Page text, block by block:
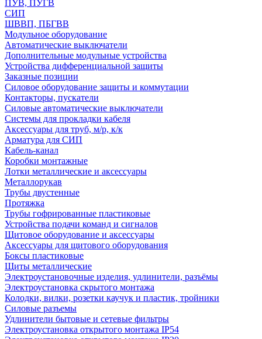
ПУВ, ПУГВ
СИП
ШВВП, ПБГВВ
Модульное оборудование
Автоматические выключатели
Дополнительные модульные устройства
Устройства дифференциальной защиты
Заказные позиции
Силовое оборудование защиты и коммутации
Контакторы, пускатели
Силовые автоматические выключатели
Системы для прокладки кабеля
Аксессуары для труб, м/р, к/к
Арматура для СИП
Кабель-канал
Коробки монтажные
Лотки металлические и аксессуары
Металлорукав
Трубы двустенные
Протяжка
Трубы гофрированные пластиковые
Устройства подачи команд и сигналов
Щитовое оборудование и аксессуары
Аксессуары для щитового оборудования
Боксы пластиковые
Щиты металлические
Электроустановочные изделия, удлинители, разъёмы
Электроустановка скрытого монтажа
Колодки, вилки, розетки каучук и пластик, тройники
Силовые разъемы
Удлинители бытовые и сетевые фильтры
Электроустановка открытого монтажа IP54